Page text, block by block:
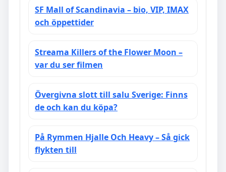
SF Mall of Scandinavia – bio, VIP, IMAX
och öppettider
Streama Killers of the Flower Moon –
var du ser filmen
Övergivna slott till salu Sverige: Finns
de och kan du köpa?
På Rymmen Hjalle Och Heavy – Så gick
flykten till